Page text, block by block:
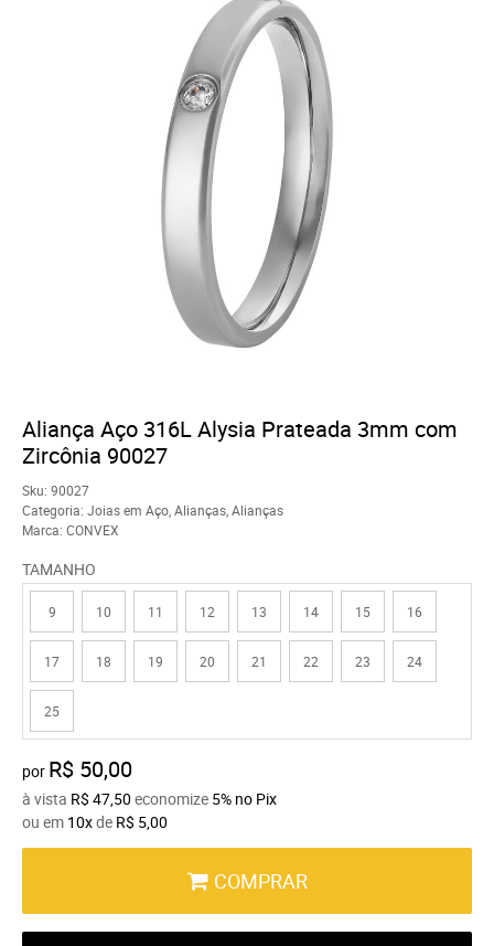
Aliança Aço 316L Alysia Prateada 3mm com
Zircônia 90027
Sku: 90027
Categoria: Joias em Aço Alianças Alianças
Marca: CONVEX
TAMANHO
9 10 11 12 13 14 15 16
17 18 19 20 21 22 23 24
25
por R$ 50,00
à vista R$ 47,50 economize 5% no Pix
ou em 10xde R$ 5,00
COMPRAR